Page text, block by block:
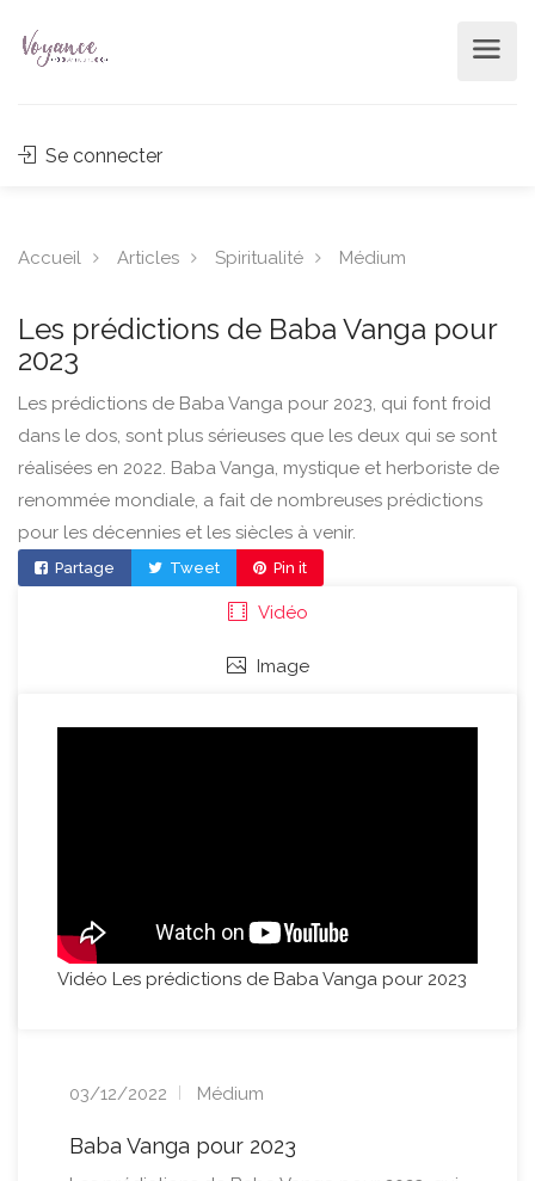
Se connecter
Accueil Articles Spiritualité Médium
Les prédictions de Baba Vanga pour
2023
Les prédictions de Baba Vanga pour 2023, qui font froid
dans le dos, sont plus sérieuses que les deux qui se sont
réalisées en 2022. Baba Vanga, mystique et herboriste de
renommée mondiale, a fait de nombreuses prédictions
pour les décennies et les siècles à venir.
Partage Tweet Pin it
Vidéo
Image
Vidéo Les prédictions de Baba Vanga pour 2023
03/12/2022 Médium
Baba Vanga pour 2023